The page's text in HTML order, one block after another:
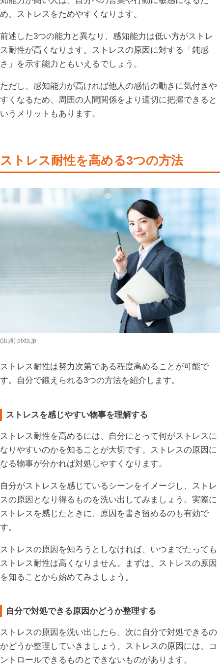
め、ストレスをためやすくなります。
前述した3つの能力と異なり、感知能力は低い方がストレ
ス耐性が高くなります。ストレスの原因に対する「鈍感
さ」を示す能力ともいえるでしょう。
ただし、感知能力が高ければ他人の感情の動きに気付きや
すくなるため、周囲の人間関係をより適切に把握できると
いうメリットもあります。
ストレス耐性を高める3つの方法
(出典) pixta.jp
ストレス耐性は努力次第である程度高めることが可能で
す。自分で鍛えられる3つの方法を紹介します。
ストレスを感じやすい物事を理解する
ストレス耐性を高めるには、自分にとって何がストレスに
なりやすいのかを知ることが大切です。ストレスの原因に
なる物事が分かれば対処しやすくなります。
自分がストレスを感じているシーンをイメージし、ストレ
スの原因となり得るものを洗い出してみましょう。実際に
ストレスを感じたときに、原因を書き留めるのも有効で
す。
ストレスの原因を知ろうとしなければ、いつまでたっても
ストレス耐性は高くなりません。まずは、ストレスの原因
を知ることから始めてみましょう。
自分で対処できる原因かどうか整理する
ストレスの原因を洗い出したら、次に自分で対処できるの
かどうか整理していきましょう。ストレスの原因には、コ
ントロールできるものとできないものがあります。